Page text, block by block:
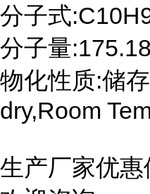
分子式
分子量:175.18
物化性质:储
dry,Room
生产厂家优